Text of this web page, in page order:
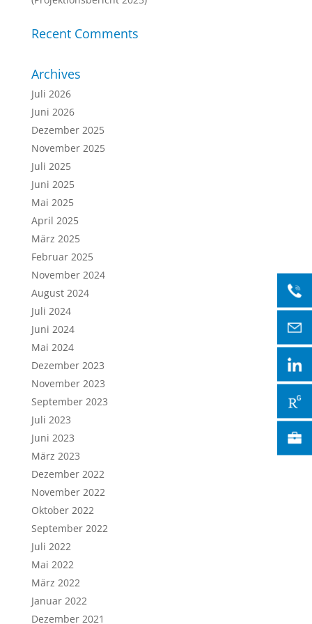
Recent Comments
Archives
Juli 2026
Juni 2026
Dezember 2025
November 2025
Juli 2025
Juni 2025
Mai 2025
April 2025
März 2025
Februar 2025
November 2024
August 2024
Juli 2024
Juni 2024
Mai 2024
Dezember 2023
November 2023
September 2023
Juli 2023
Juni 2023
März 2023
Dezember 2022
November 2022
Oktober 2022
September 2022
Juli 2022
Mai 2022
März 2022
Januar 2022
Dezember 2021